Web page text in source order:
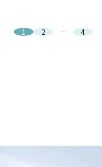
1 2 … 4